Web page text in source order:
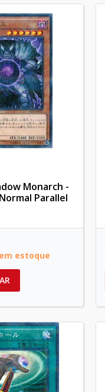
Monarch -
Parallel
estoque